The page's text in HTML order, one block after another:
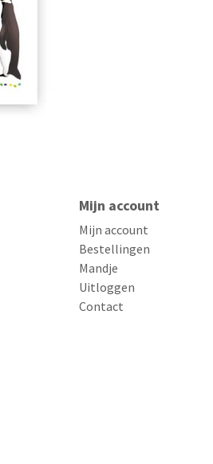
Mijn account
Mijn account
Bestellingen
Mandje
Uitloggen
Contact